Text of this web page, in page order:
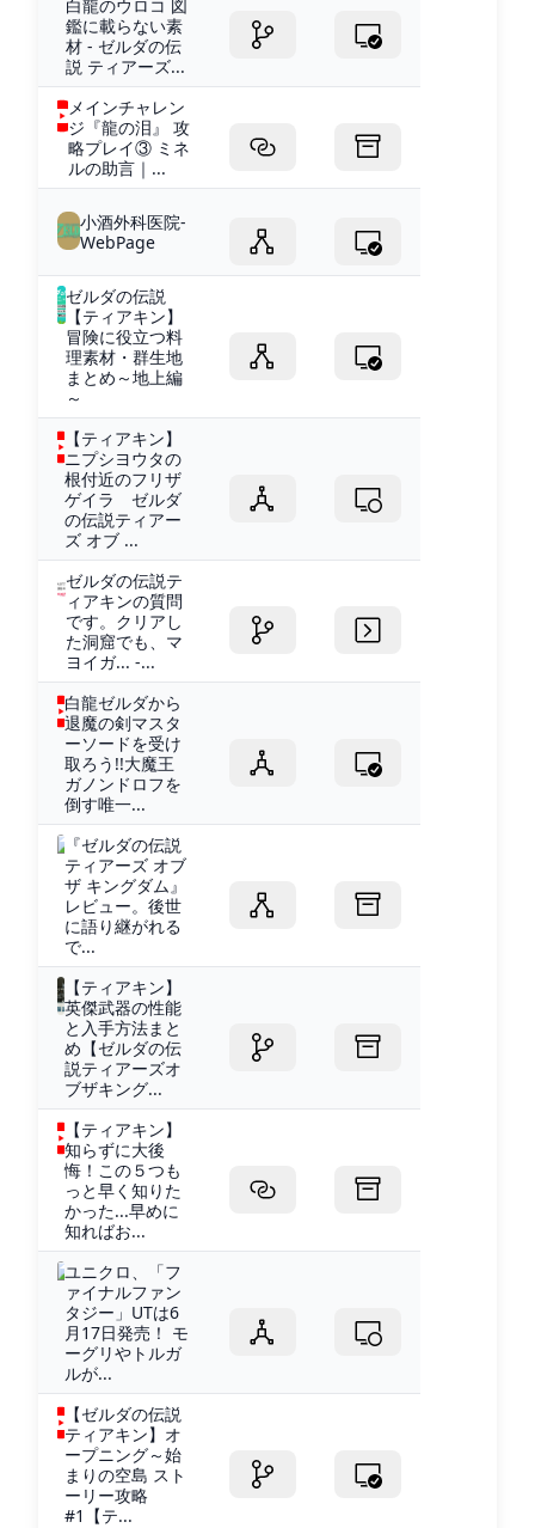
白龍のウロコ 図
鑑に載らない素
材 - ゼルダの伝
説 ティアーズ...
メインチャレン
ジ『龍の泪』 攻
略プレイ③ ミネ
ルの助言｜...
小酒外科医院-
WebPage
ゼルダの伝説
【ティアキン】
冒険に役立つ料
理素材・群生地
まとめ～地上編
～
【ティアキン】
ニプシヨウタの
根付近のフリザ
ゲイラ ゼルダ
の伝説ティアー
ズ オブ ...
ゼルダの伝説テ
ィアキンの質問
です。クリアし
た洞窟でも、マ
ヨイガ... -...
白龍ゼルダから
退魔の剣マスタ
ーソードを受け
取ろう!!大魔王
ガノンドロフを
倒す唯一...
『ゼルダの伝説
ティアーズ オブ
ザ キングダム』
レビュー。後世
に語り継がれる
で...
【ティアキン】
英傑武器の性能
と入手方法まと
め【ゼルダの伝
説ティアーズオ
ブザキング...
【ティアキン】
知らずに大後
悔！この５つも
っと早く知りた
かった...早めに
知ればお...
ユニクロ、「フ
ァイナルファン
タジー」UTは6
月17日発売！ モ
ーグリやトルガ
ルが...
【ゼルダの伝説
ティアキン】オ
ープニング～始
まりの空島 スト
ーリー攻略
#1【テ...